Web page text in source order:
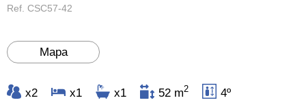
Ref. CSC57-42
Mapa
x2 x1 x1 52 m2 4º